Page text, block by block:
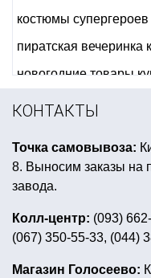
костюмы
пиратская вечеринка
новогодние товары
вечеринка в стиле
дед мороз мешок
аксессуары для
украшения для
день рождения в
КОНТАКТЫ
Точка самовывоза:
8. Выносим заказы на
завода.
Колл-центр: (093)
(067) 350-55-33, (044)
Магазин Голосеево: